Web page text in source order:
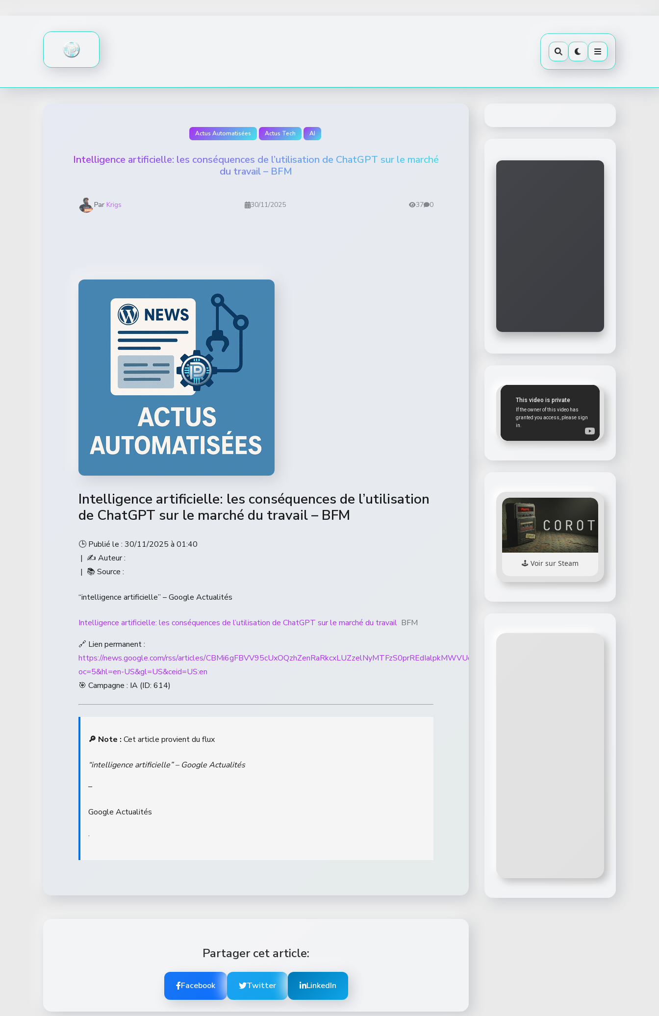
Actus Automatisées Actus Tech AI
Intelligence artificielle: les conséquences de l’utilisation de ChatGPT sur le marché
du travail – BFM
Par Krigs 30/11/2025 37 0
Intelligence artificielle: les conséquences de l’utilisation
de ChatGPT sur le marché du travail – BFM
🕒 Publié le : 30/11/2025 à 01:40
| ✍️ Auteur :
| 📚 Source :
“intelligence artificielle” – Google Actualités
Intelligence artificielle: les conséquences de l’utilisation de ChatGPT sur le marché du travail BFM
🔗 Lien permanent :
https://news.google.com/rss/articles/
oc=5&hl=en-US&gl=US&ceid=US:en
🎯 Campagne : IA (ID: 614)
🔎 Note : Cet article provient du flux
“intelligence artificielle” – Google Actualités
–
Google Actualités
.
Partager cet article:
Facebook Twitter LinkedIn
Voir sur Steam